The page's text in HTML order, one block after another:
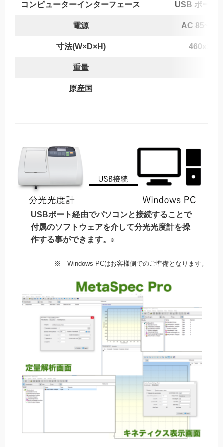
コンピューターインターフェース USB ポート
電源 AC
寸法(W×D×H)
重量
原産国
USBポート経由でパソコンと接続することで
付属のソフトウェアを介して分光光度計を操
作する事ができます。
※
※ Windows PCはお客様側でのご準備となります。